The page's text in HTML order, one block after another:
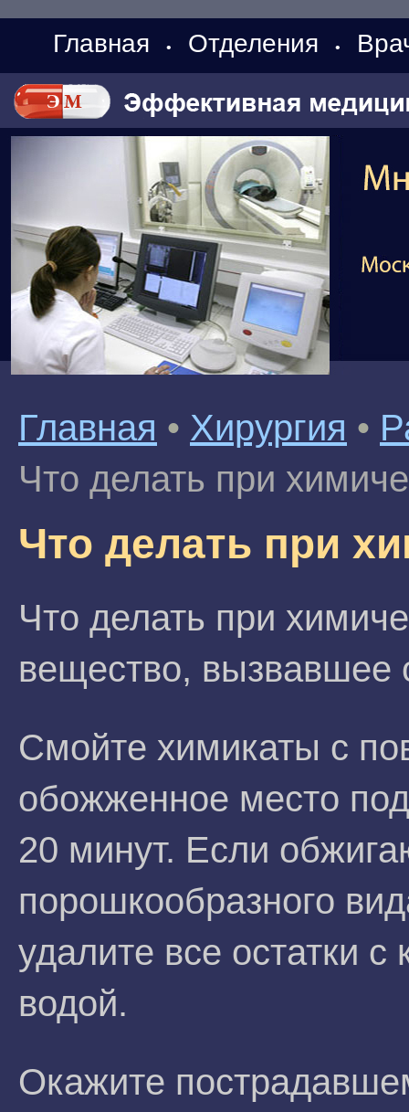
Главная • Отделения •
Главная • Хирургия •
Что делать при
Что делать при
Что делать при
вещество, вызвавшее
Смойте химикаты с
обожженное место
20 минут. Если
порошкообразного
удалите все остатки
водой.
Окажите